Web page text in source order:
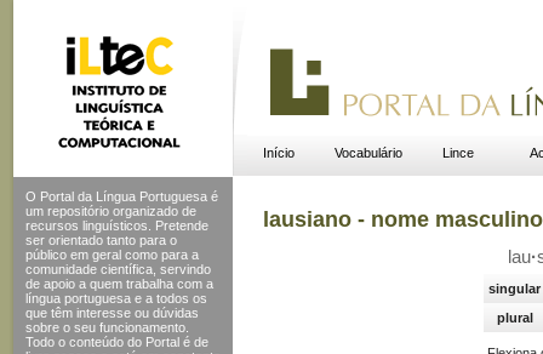
Início Vocabulário Lince
O Portal da Língua Portuguesa é
um repositório organizado de
recursos linguísticos. Pretende
ser orientado tanto para o
público em geral como para a
comunidade científica, servindo
de apoio a quem trabalha com a
língua portuguesa e a todos os
que têm interesse ou dúvidas
sobre o seu funcionamento.
Todo o conteúdo do Portal é de
lausiano - nome masculino
lau·
singular
plural